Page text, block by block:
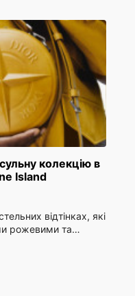
колекцію в
Island
відтінках, які
рожевими та…